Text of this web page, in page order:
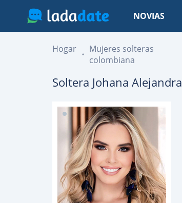
NOVIAS
Hogar
Mujeres solteras
colombiana
Soltera Johana Alejandra